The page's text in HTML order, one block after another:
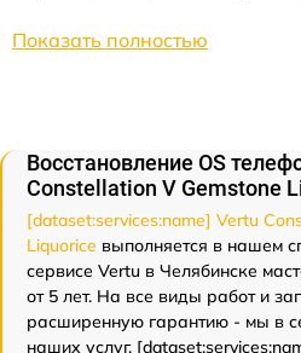
Показать полностью
Восстановление OS
Constellation V Gemstone
[dataset:services:name] Vertu
Liquorice выполняется в нашем
сервисе Vertu в Челябинске
от 5 лет. На все виды работ и
расширенную гарантию - мы в
наших услуг.